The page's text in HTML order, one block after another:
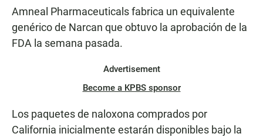
Amneal Pharmaceuticals fabrica un equivalente
genérico de Narcan que obtuvo la aprobación de la
FDA la semana pasada.
Advertisement
Become a KPBS sponsor
Los paquetes de naloxona comprados por
California inicialmente estarán disponibles bajo la